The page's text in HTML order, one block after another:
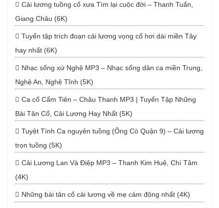
Cải lương tuồng cổ xưa Tìm lại cuộc đời – Thanh Tuấn,
Giang Châu (6K)
Tuyển tập trích đoạn cải lương vọng cổ hơi dài miền Tây
hay nhất (6K)
Nhạc sống xứ Nghệ MP3 – Nhạc sống dân ca miền Trung,
Nghệ An, Nghệ Tĩnh (5K)
Ca cổ Cẩm Tiên – Châu Thanh MP3 | Tuyển Tập Những
Bài Tân Cổ, Cải Lương Hay Nhất (5K)
Tuyệt Tình Ca nguyên tuồng (Ông Cò Quận 9) – Cải lương
trọn tuồng (5K)
Cải Lương Lan Và Điệp MP3 – Thanh Kim Huệ, Chí Tâm
(4K)
Những bài tân cổ cải lương về mẹ cảm động nhất (4K)